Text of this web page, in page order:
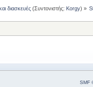
διασκευές(Συντονιστής: Korgy) »
SMF